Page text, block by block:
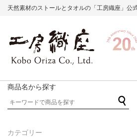
天然素材のストールとタオルの「工房織座」公
商品名から探す
カテゴリー